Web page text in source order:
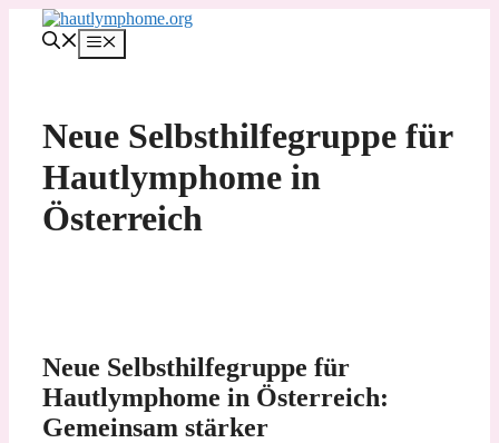
Inhalt
MENÜ
Neue Selbsthilfegruppe für
Hautlymphome in
Österreich
Neue Selbsthilfegruppe für
Hautlymphome in Österreich:
Gemeinsam stärker